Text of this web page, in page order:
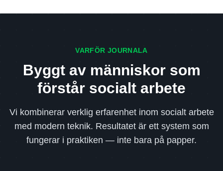
VARFÖR JOURNALA
Byggt av människor som
förstår socialt arbete
Vi kombinerar verklig erfarenhet inom socialt arbete
med modern teknik. Resultatet är ett system som
fungerar i praktiken — inte bara på papper.